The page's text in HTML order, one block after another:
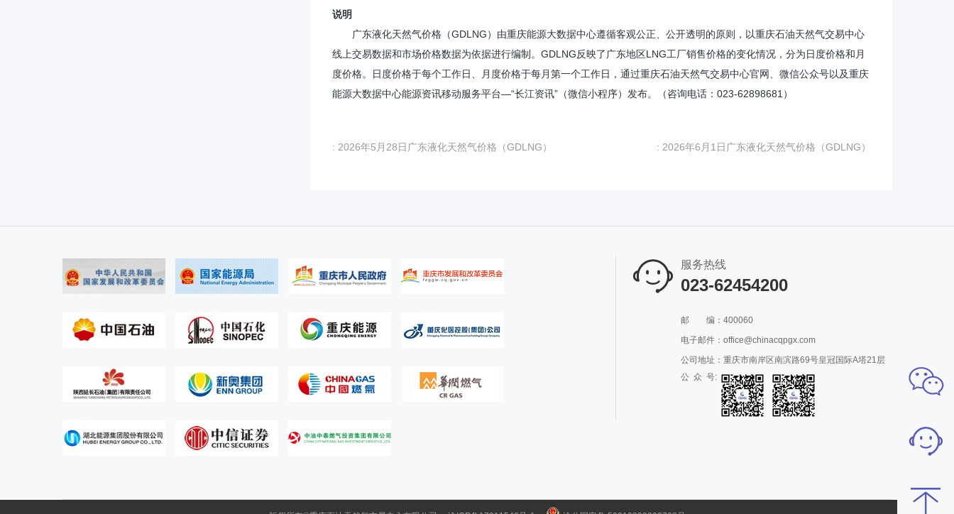
说明
广东液化天然气价格（GDLNG）由重庆能源大数据中心遵循客观公正、公开透明的原则，以重庆石油天然气交易中心
线上交易数据和市场价格数据为依据进行编制。GDLNG反映了广东地区LNG工厂销售价格的变化情况，分为日度价格和月
度价格。日度价格于每个工作日、月度价格于每月第一个工作日，通过重庆石油天然气交易中心官网、微信公众号以及重庆
能源大数据中心能源资讯移动服务平台—“长江资讯”（微信小程序）发布。（咨询电话：023-62898681）
: 2026年5月28日广东液化天然气价格（GDLNG） : 2026年6月1日广东液化天然气价格（GDLNG）
服务热线
023-62454200
邮
编：400060
电子邮件：office@chinacqpgx.com
公司地址：重庆市南岸区南滨路69号皇冠国际A塔21层
公 众 号: